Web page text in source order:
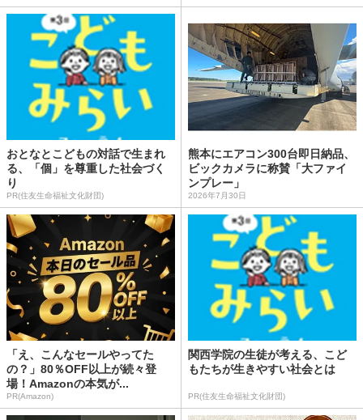
おとなとこどもの対話で生まれ
る、「個」を尊重した社会づく
り
PR(住友生命福祉文化財団)
熊本にエアコン300台即日納品、
ビックカメラに称賛「大ファイ
ンプレー」
2026年7月30日
「え、こんなセールやってた
の？」80％OFF以上が続々登
場！Amazonの本気が...
PR(Amazon)
関西学院の生徒が考える、こど
もたちが生きやすい社会とは
PR(住友生命福祉文化財団)